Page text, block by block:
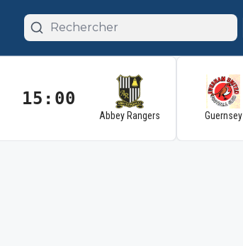
15:00
Abbey Rangers Guernsey